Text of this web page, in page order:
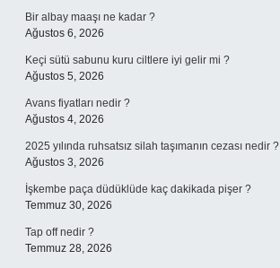
Bir albay maaşı ne kadar ?
Ağustos 6, 2026
Keçi sütü sabunu kuru ciltlere iyi gelir mi ?
Ağustos 5, 2026
Avans fiyatları nedir ?
Ağustos 4, 2026
2025 yılında ruhsatsız silah taşımanın cezası nedir ?
Ağustos 3, 2026
İşkembe paça düdüklüde kaç dakikada pişer ?
Temmuz 30, 2026
Tap off nedir ?
Temmuz 28, 2026